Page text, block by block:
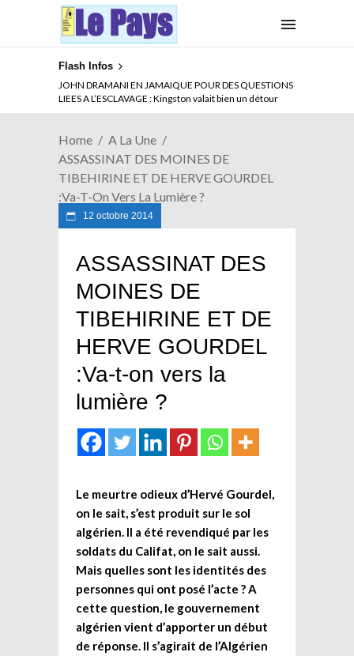
Flash Infos
JOHN DRAMANI EN JAMAIQUE POUR DES QUESTIONS
LIEES A L’ESCLAVAGE : Kingston valait bien un détour
ABSENCE PROLONGEE DE PAUL BIYA DU CAMEROUN :
Qui pilote le Cameroun ?
Home
A La Une
ASSASSINAT DES MOINES DE
TIBEHIRINE ET DE HERVE GOURDEL
:Va-T-On Vers La Lumière ?
12 octobre 2014
ASSASSINAT DES
MOINES DE
TIBEHIRINE ET DE
HERVE GOURDEL
:Va-t-on vers la
lumière ?
Le meurtre odieux d’Hervé Gourdel,
on le sait, s’est produit sur le sol
algérien. Il a été revendiqué par les
soldats du Califat, on le sait aussi.
Mais quelles sont les identités des
personnes qui ont posé l’acte ? A
cette question, le gouvernement
algérien vient d’apporter un début
de réponse. Il s’agirait de l’Algérien